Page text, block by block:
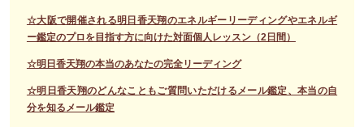
☆大阪で開催される明日香天翔のエネルギーリーディングやエネルギ
ー鑑定のプロを目指す方に向けた対面個人レッスン（2日間）
☆明日香天翔の本当のあなたの完全リーディング
☆明日香天翔のどんなこともご質問いただけるメール鑑定、本当の自
分を知るメール鑑定